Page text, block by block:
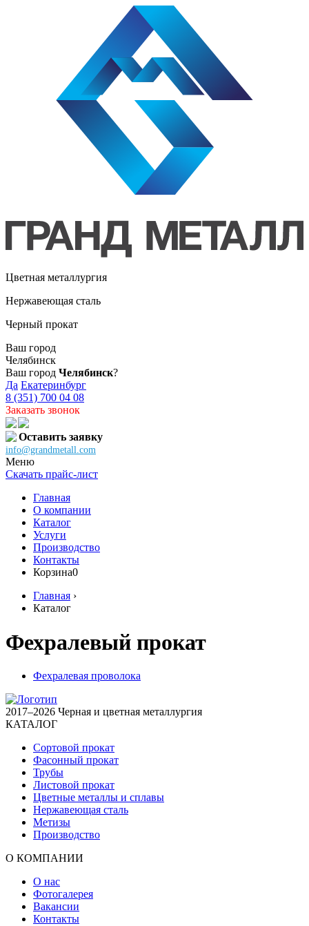
Цветная металлургия
Нержавеющая сталь
Черный прокат
Ваш город
Челябинск
Ваш город Челябинск?
Да Екатеринбург
8 (351) 700 04 08
Заказать звонок
Оставить заявку
info@grandmetall.com
Меню
Скачать прайс-лист
Главная
О компании
Каталог
Услуги
Производство
Контакты
Корзина0
Главная ›
Каталог
Фехралевый прокат
Фехралевая проволока
2017–2026 Черная и цветная металлургия
КАТАЛОГ
Сортовой прокат
Фасонный прокат
Трубы
Листовой прокат
Цветные металлы и сплавы
Нержавеющая сталь
Метизы
Производство
О КОМПАНИИ
О нас
Фотогалерея
Вакансии
Контакты